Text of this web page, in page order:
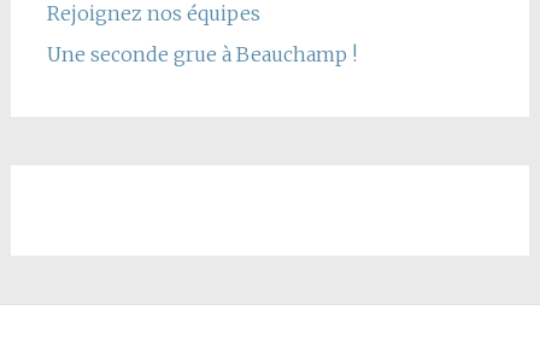
Rejoignez nos équipes
Une seconde grue à Beauchamp !